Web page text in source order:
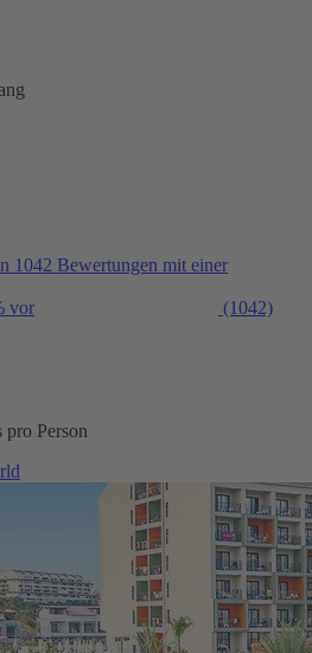
1042 Bewertungen mit einer
vor
(1042)
pro Person